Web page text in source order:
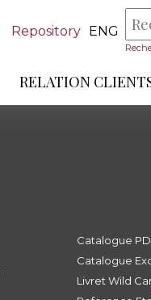
Repository ENG
RELATION
Catalogue
Catalogue
Livret Wild